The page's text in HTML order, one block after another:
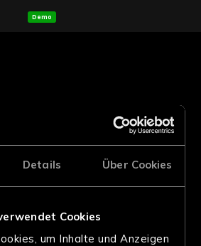
Details Über Cookies
Cookies
um Inhalte und Anzeigen
Demo